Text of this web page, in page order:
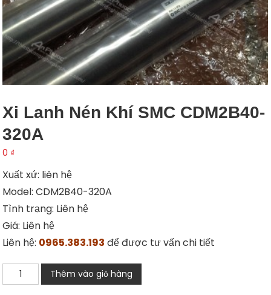
Xi Lanh Nén Khí SMC CDM2B40-
320A
0 ₫
Xuất xứ: liên hệ
Model: CDM2B40-320A
Tình trạng: Liên hệ
Giá: Liên hệ
Liên hệ: 0965.383.193 để được tư vấn chi tiết
lanh
Thêm vào giỏ hàng